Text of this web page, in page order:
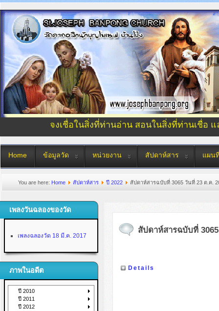
จงเชื่อในสิ่งที่ท่านอ่าน สอนในสิ่งที่ท่านเชื่อ
Home ข้อมูลวัด หน่วยงาน สัปดาห์สาร แผน
You are here: Home สัปดาห์สาร ปี 2022 สัปดาห์สารฉบับที่ 3065 วันที่ 23 ต.ค.
เพลงวันฉลองของวัด
เพลงฉลองวัด 18 มี.ค. 2017
ภาพในอดีต
ปี 2010
ปี 2011
ปี 2012
สัปดาห์สารฉบับที่
Details